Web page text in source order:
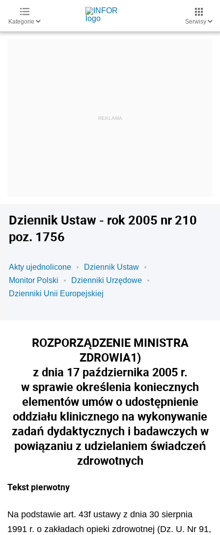
Kategorie Serwisy
Dziennik Ustaw - rok 2005 nr 210
poz. 1756
Akty ujednolicone
Dziennik Ustaw
Monitor Polski
Dzienniki Urzędowe
Dzienniki Unii Europejskiej
ROZPORZĄDZENIE MINISTRA
ZDROWIA1)
z dnia 17 października 2005 r.
w sprawie określenia koniecznych
elementów umów o udostępnienie
oddziału klinicznego na wykonywanie
zadań dydaktycznych i badawczych w
powiązaniu z udzielaniem świadczeń
zdrowotnych
Tekst pierwotny
Na podstawie art. 43f ustawy z dnia 30 sierpnia
1991 r. o zakładach opieki zdrowotnej (Dz. U. Nr 91,